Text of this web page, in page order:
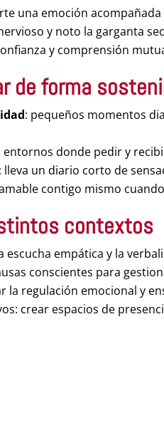
una emoción
y noto la garganta
y comprensión
de forma
: pequeños momentos
entornos donde pedir y
: lleva un diario corto de
contigo mismo
contextos
escucha empática y la
conscientes para
la regulación emocional y
crear espacios de